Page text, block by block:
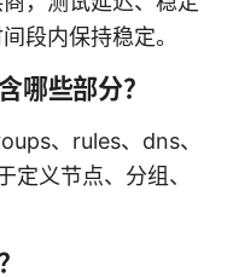
段内保持稳定。
哪些部分？
、rules、dns、
义节点、分组、